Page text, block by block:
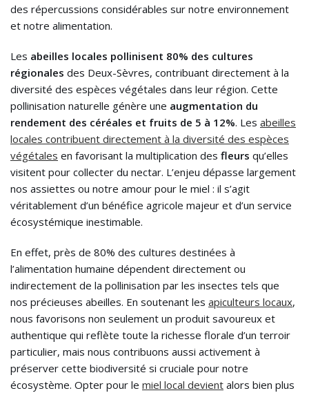
des répercussions considérables sur notre environnement
et notre alimentation.
Les abeilles locales pollinisent 80% des cultures
régionales des Deux-Sèvres, contribuant directement à la
diversité des espèces végétales dans leur région. Cette
pollinisation naturelle génère une augmentation du
rendement des céréales et fruits de 5 à 12%. Les abeilles
locales contribuent directement à la diversité des espèces
végétales en favorisant la multiplication des fleurs qu’elles
visitent pour collecter du nectar. L’enjeu dépasse largement
nos assiettes ou notre amour pour le miel : il s’agit
véritablement d’un bénéfice agricole majeur et d’un service
écosystémique inestimable.
En effet, près de 80% des cultures destinées à
l’alimentation humaine dépendent directement ou
indirectement de la pollinisation par les insectes tels que
nos précieuses abeilles. En soutenant les apiculteurs locaux,
nous favorisons non seulement un produit savoureux et
authentique qui reflète toute la richesse florale d’un terroir
particulier, mais nous contribuons aussi activement à
préserver cette biodiversité si cruciale pour notre
écosystème. Opter pour le miel local devient alors bien plus